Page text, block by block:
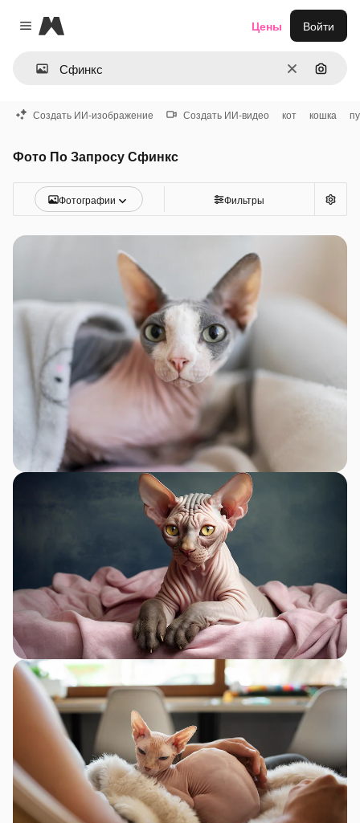
Close menu
Magnific
ОчиститьПоиск
Цены Войти
Создать ИИ-изображение Создать ИИ-видео кот кошка
Фото По Запросу Сфинкс
Фотографии Фильтры